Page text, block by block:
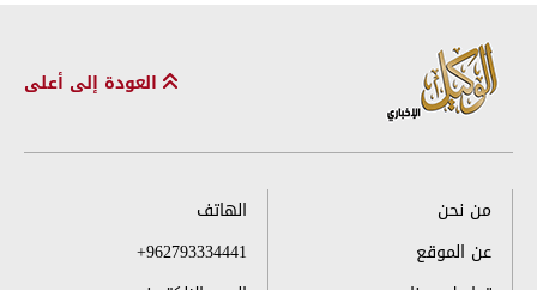
العودة إلى أعلى
من نحن
عن الموقع
الهاتف
+962793334441